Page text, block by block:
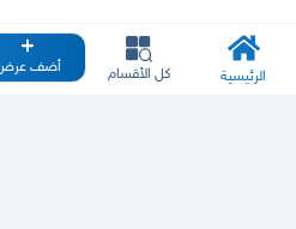
الرئيسية كل الأقسام أضف